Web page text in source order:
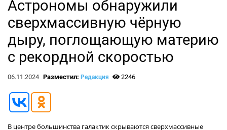
Астрономы обнаружили
сверхмассивную чёрную
дыру, поглощающую материю
с рекордной скоростью
06.11.2024 Разместил: Редакция 2246
В центре большинства галактик скрываются сверхмассивные